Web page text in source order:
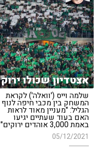
אצטדיון שכולו ירוק
שלמה וייס ('וואלה') לקראת
המשחק בין מכבי חיפה לנוף
הגליל: "מעניין מאוד לראות
האם בעוד שעתיים יגיעו
באמת 3,000 אוהדים ירוקים"
05/12/2021